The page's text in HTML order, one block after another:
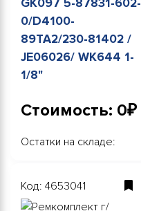
GK097 5-87831-602-
0/D4100-
89TA2/230-81402 /
JE06026/ WK644 1-
1/8"
Стоимость: 0₽
Остатки на складе:
Код: 4653041